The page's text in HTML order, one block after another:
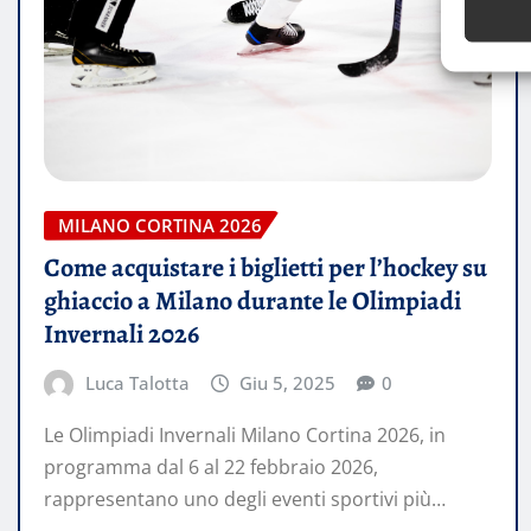
MILANO CORTINA 2026
Come acquistare i biglietti per l’hockey su
ghiaccio a Milano durante le Olimpiadi
Invernali 2026
Luca Talotta Giu 5, 2025 0
Le Olimpiadi Invernali Milano Cortina 2026, in
programma dal 6 al 22 febbraio 2026,
rappresentano uno degli eventi sportivi più…